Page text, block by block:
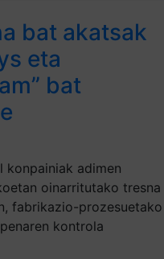
bat akatsak
eta
bat
konpainiak adimen
oinarritutako tresna
fabrikazio-prozesuetako
kontrola